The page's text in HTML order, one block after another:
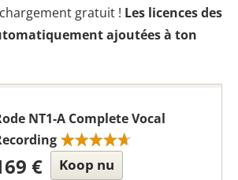
gratuit ! Les licences des
ajoutées à ton
NT1-A Complete Vocal
€ Koop nu